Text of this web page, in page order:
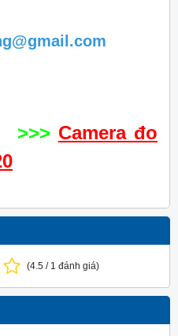
>>> Camera đo
(4.5 / 1 đánh giá)